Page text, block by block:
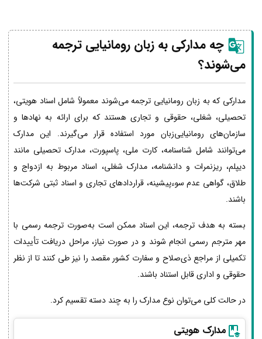
چه مدارکی به زبان رومانیایی ترجمه
می‌شوند؟
مدارکی که به زبان رومانیایی ترجمه می‌شوند معمولاً شامل اسناد هویتی،
تحصیلی، شغلی، حقوقی و تجاری هستند که برای ارائه به نهادها و
سازمان‌های رومانیایی‌زبان مورد استفاده قرار می‌گیرند. این مدارک
می‌توانند شامل شناسنامه، کارت ملی، پاسپورت، مدارک تحصیلی مانند
دیپلم، ریزنمرات و دانشنامه، مدارک شغلی، اسناد مربوط به ازدواج و
طلاق، گواهی عدم سوءپیشینه، قراردادهای تجاری و اسناد ثبتی شرکت‌ها
باشند.
بسته به هدف ترجمه، این اسناد ممکن است به‌صورت ترجمه رسمی با
مهر مترجم رسمی انجام شوند و در صورت نیاز، مراحل دریافت تأییدات
تکمیلی از مراجع ذی‌صلاح و سفارت کشور مقصد را نیز طی کنند تا از نظر
حقوقی و اداری قابل استناد باشند.
در حالت کلی می‌توان نوع مدارک را به چند دسته تقسیم کرد.
مدارک هویتی